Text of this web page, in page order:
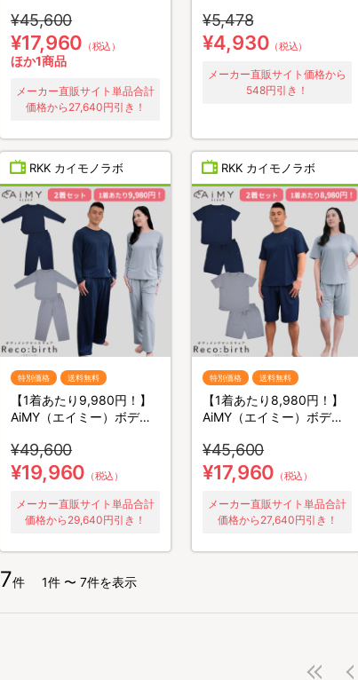
バース／半袖半ズボン／2
着セット／上下セット／リ
カバリーウェア
¥45,600
¥17,960 （税込）
ほか1商品
メーカー直販サイト単品合計
価格から27,640円引き！
¥5,478
¥4,930 （税込）
メーカー直販サイト価格から
548円引き！
RKK カイモノラボ
特別価格 送料無料
【1着あたり9,980円！】
AiMY（エイミー）ボディ
バース／長袖長ズボン／2
着セット／上下セット／リ
カバリーウェア
¥49,600
¥19,960 （税込）
メーカー直販サイト単品合計
価格から29,640円引き！
RKK カイモノラボ
特別価格 送料無料
【1着あたり8,980円！】
AiMY（エイミー）ボディ
バース／半袖半ズボン／2
着セット／上下セット／リ
カバリーウェア
¥45,600
¥17,960 （税込）
メーカー直販サイト単品合計
価格から27,640円引き！
7件 1件 〜 7件を表示